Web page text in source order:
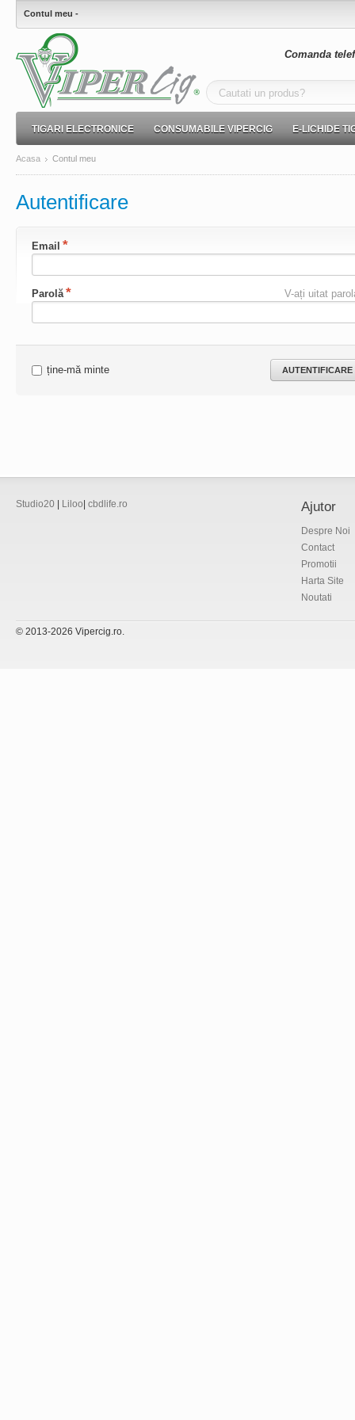
Contul meu -
Comanda
TIGARI ELECTRONICE CONSUMABILE VIPERCIG E-LICHIDE
Acasa Contul meu
Autentificare
Email
Parolă V-ați uitat
ține-mă minte
Studio20 Liloo cbdlife.ro Ajutor
Despre Noi
Contact
Promotii
Harta Site
Noutati
© 2013-2026 Vipercig.ro.